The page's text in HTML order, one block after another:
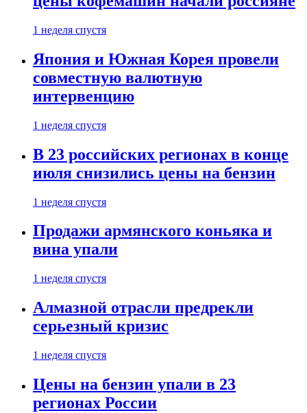
1 неделя спустя
Япония и Южная Корея провели
совместную валютную
интервенцию
1 неделя спустя
В 23 российских регионах в конце
июля снизились цены на бензин
1 неделя спустя
Продажи армянского коньяка и
вина упали
1 неделя спустя
Алмазной отрасли предрекли
серьезный кризис
1 неделя спустя
Цены на бензин упали в 23
регионах России